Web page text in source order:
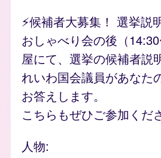
⚡️候補者大募集！ 選挙説
おしゃべり会の後（
屋にて、選挙の候補者説
れいわ国会議員があなた
お答えします。
こちらもぜひご参加くだ
人物